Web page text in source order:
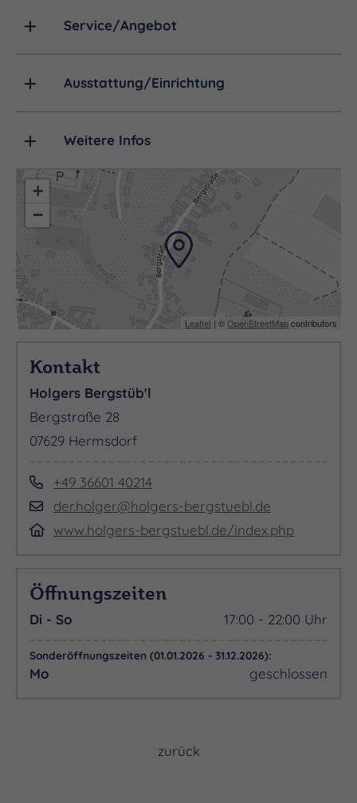
Service/Angebot
Ausstattung/Einrichtung
Weitere Infos
+
−
Leaflet | ©OpenStreetMapcontributors
Kontakt
Holgers Bergstüb'l
Bergstraße 28
07629 Hermsdorf
+49 36601 40214
der.holger@holgers-bergstuebl.de
www.holgers-bergstuebl.de/index.php
Öffnungszeiten
Di - So 17:00 - 22:00 Uhr
Sonderöffnungszeiten (01.01.2026 - 31.12.2026):
Mo geschlossen
zurück